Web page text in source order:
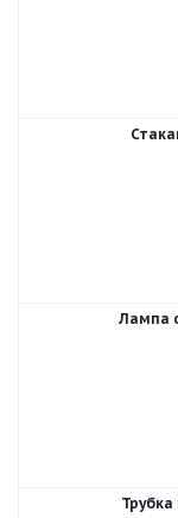
Лампа
Трубка